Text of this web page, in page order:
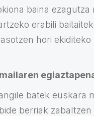
baina ezagutza
erabili
hori ekiditeko
batek euskara
berriak zabaltzen